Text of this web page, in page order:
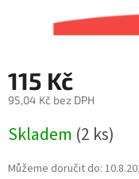
115 Kč
95,04 Kč bez DPH
cena:
Skladem (2 ks)
Můžeme doručit do: